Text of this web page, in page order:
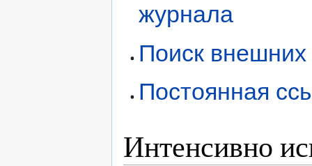
журнала
Поиск внешних
Постоянная
Интенсивно